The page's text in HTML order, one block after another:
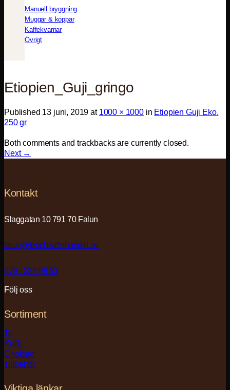
Manuell bryggning
Muggar & koppar
Kaffekvarnar
Övrigt
Etiopien_Guji_gringo
Published 13 juni, 2019 at 1000 × 1000in Etiopien Guji Eko.
250 gr
Both comments and trackbacks are currently closed.
Next →
Kontakt
Slaggatan 10 791 70 Falun
falun@teochkaffehandel.se
076 - 328 99 53
Följ oss
Sortiment
Te
Kaffe
Choklad
Tillbehör